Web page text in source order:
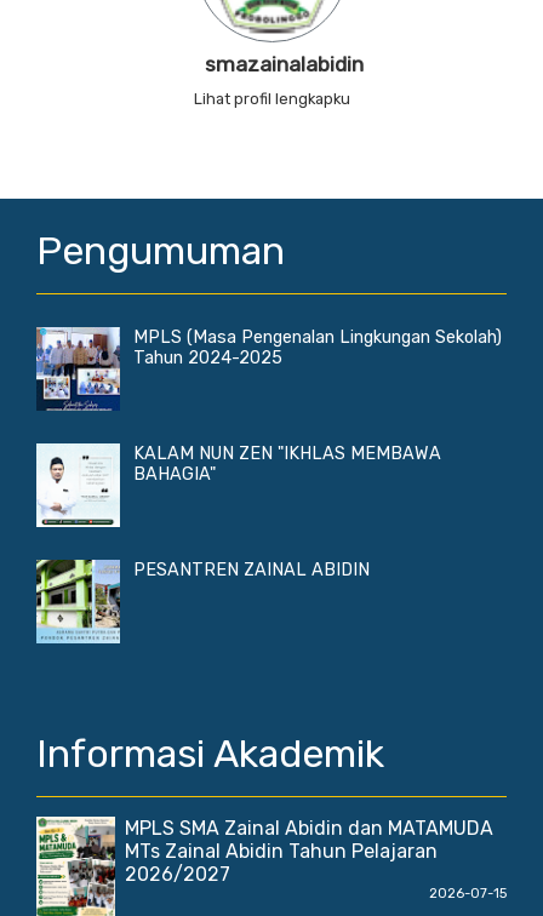
smazainalabidin
Lihat profil lengkapku
Pengumuman
MPLS (Masa Pengenalan Lingkungan Sekolah)
Tahun 2024-2025
KALAM NUN ZEN "IKHLAS MEMBAWA
BAHAGIA"
PESANTREN ZAINAL ABIDIN
Informasi Akademik
MPLS SMA Zainal Abidin dan MATAMUDA
MTs Zainal Abidin Tahun Pelajaran
2026/2027
2026-07-15